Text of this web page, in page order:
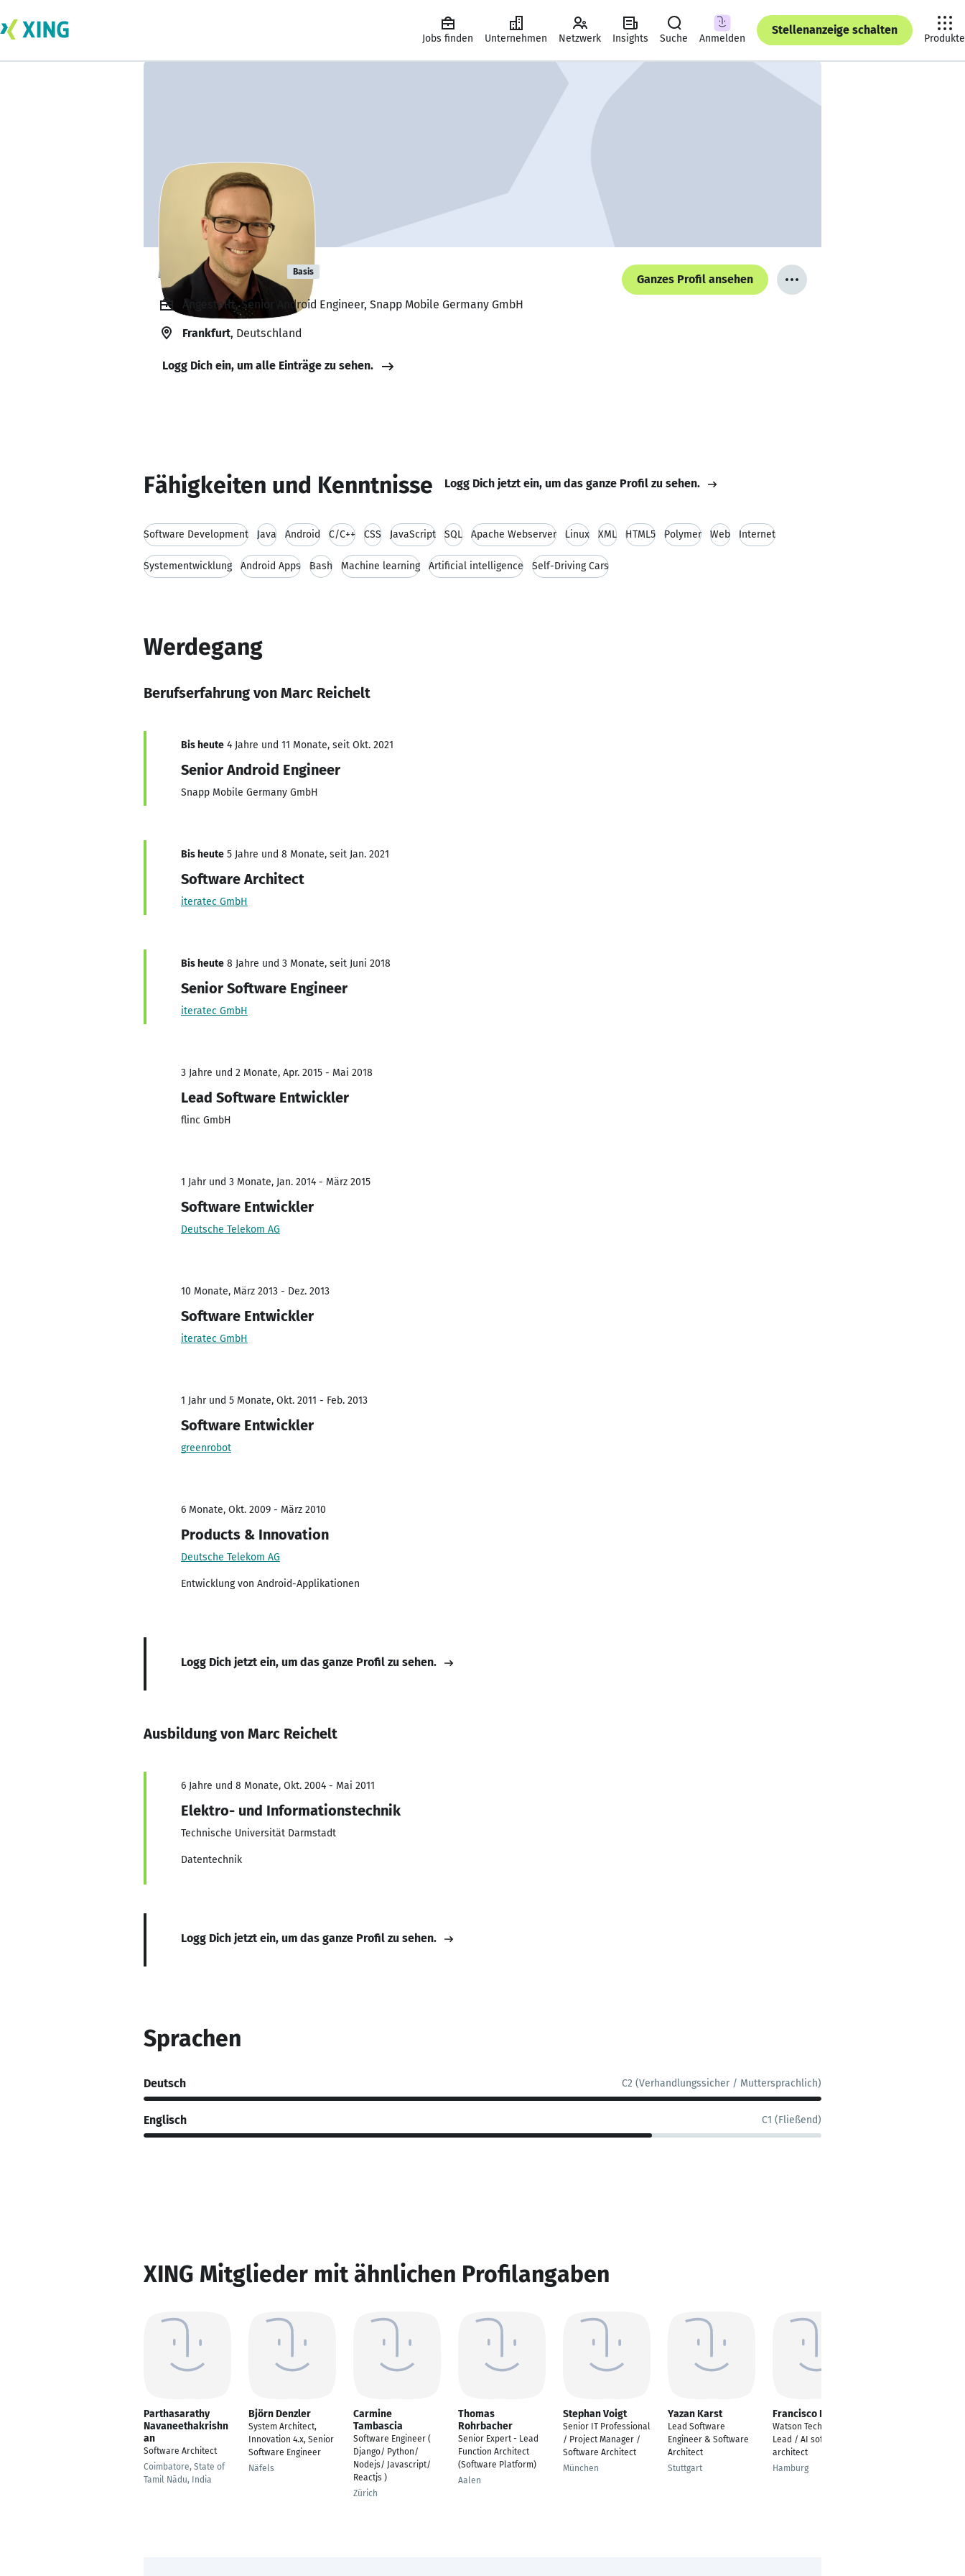
Jobs finden Unternehmen Netzwerk Insights Suche Anmelden
Stellenanzeige schalten
Produkte
Marc Reichelt Basis
Ganzes Profil ansehen
Angestellt, Senior Android Engineer, Snapp Mobile Germany GmbH
Frankfurt, Deutschland
Logg Dich ein, um alle Einträge zu sehen.
Fähigkeiten und Kenntnisse Logg Dich jetzt ein, um das ganze Profil zu sehen.
Software Development Java Android C/C++ CSS JavaScript SQL Apache Webserver Linux XML HTML5 Polymer Web Internet
Systementwicklung Android Apps Bash Machine learning Artificial intelligence Self-Driving Cars
Werdegang
Berufserfahrung von Marc Reichelt
Bis heute 4 Jahre und 11 Monate, seit Okt. 2021
Senior Android Engineer
Snapp Mobile Germany GmbH
Bis heute 5 Jahre und 8 Monate, seit Jan. 2021
Software Architect
iteratec GmbH
Bis heute 8 Jahre und 3 Monate, seit Juni 2018
Senior Software Engineer
iteratec GmbH
3 Jahre und 2 Monate, Apr. 2015 - Mai 2018
Lead Software Entwickler
flinc GmbH
1 Jahr und 3 Monate, Jan. 2014 - März 2015
Software Entwickler
Deutsche Telekom AG
10 Monate, März 2013 - Dez. 2013
Software Entwickler
iteratec GmbH
1 Jahr und 5 Monate, Okt. 2011 - Feb. 2013
Software Entwickler
greenrobot
6 Monate, Okt. 2009 - März 2010
Products & Innovation
Deutsche Telekom AG
Entwicklung von Android-Applikationen
Logg Dich jetzt ein, um das ganze Profil zu sehen.
Ausbildung von Marc Reichelt
6 Jahre und 8 Monate, Okt. 2004 - Mai 2011
Elektro- und Informationstechnik
Technische Universität Darmstadt
Datentechnik
Logg Dich jetzt ein, um das ganze Profil zu sehen.
Sprachen
Deutsch C2 (Verhandlungssicher / Muttersprachlich)
Englisch C1 (Fließend)
XING Mitglieder mit ähnlichen Profilangaben
Parthasarathy
Navaneethakrishn
an
Software Architect
Coimbatore, State of
Tamil Nādu, India
Björn Denzler
System Architect,
Innovation 4.x, Senior
Software Engineer
Näfels
Carmine
Tambascia
Software Engineer (
Django/ Python/
Nodejs/ Javascript/
Reactjs )
Zürich
Thomas
Rohrbacher
Senior Expert - Lead
Function Architect
(Software Platform)
Aalen
Stephan Voigt
Senior IT Professional
/ Project Manager /
Software Architect
München
Yazan Karst
Lead Software
Engineer & Software
Architect
Stuttgart
Francisco Riveros
Watson Technical
Lead / AI software
architect
Hamburg